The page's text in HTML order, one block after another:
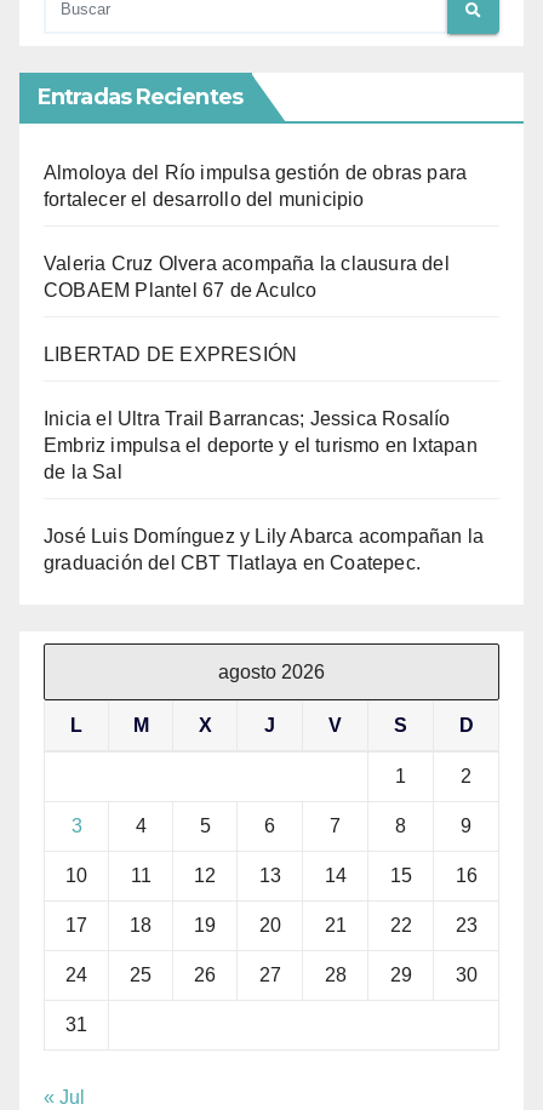
Entradas Recientes
Almoloya del Río impulsa gestión de obras para
fortalecer el desarrollo del municipio
Valeria Cruz Olvera acompaña la clausura del
COBAEM Plantel 67 de Aculco
LIBERTAD DE EXPRESIÓN
Inicia el Ultra Trail Barrancas; Jessica Rosalío
Embriz impulsa el deporte y el turismo en Ixtapan
de la Sal
José Luis Domínguez y Lily Abarca acompañan la
graduación del CBT Tlatlaya en Coatepec.
agosto 2026
L M X J V S D
1 2
3 4 5 6 7 8 9
10 11 12 13 14 15 16
17 18 19 20 21 22 23
24 25 26 27 28 29 30
31
« Jul